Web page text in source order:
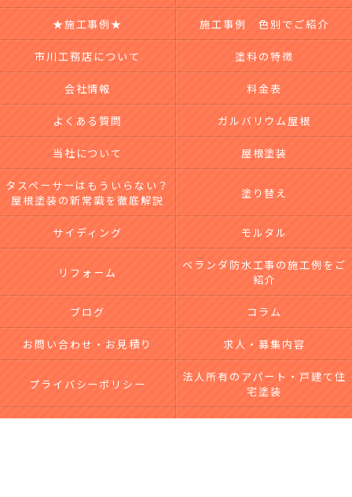
★施工事例★ 施工事例 色別でご紹介
市川工務店について 塗料の特徴
会社情報 料金表
よくある質問 ガルバリウム屋根
当社について 屋根塗装
タスペーサーはもういらない？
屋根塗装の新常識を徹底解説
塗り替え
サイディング モルタル
リフォーム
ベランダ防水工事の施工例をご
紹介
ブログ コラム
お問い合わせ・お見積り 求人・募集内容
プライバシーポリシー
法人所有のアパート・戸建て住
宅塗装
台風による屋根・外壁被害｜無